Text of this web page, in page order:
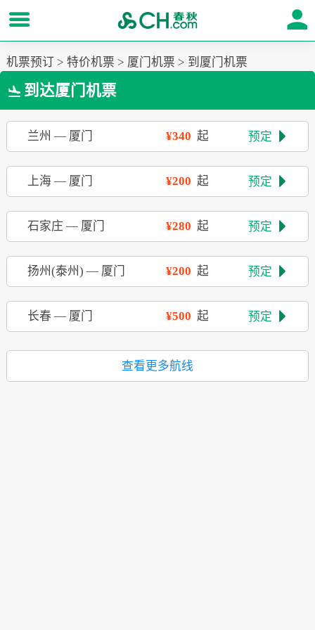
机票预订 > 特价机票 > 厦门机票 > 到厦门机票
 到达厦门机票
兰州 — 厦门 ¥340起 预定 
上海 — 厦门 ¥200起 预定 
石家庄 — 厦门 ¥280起 预定 
扬州(泰州) — 厦门 ¥200起 预定 
长春 — 厦门 ¥500起 预定 
查看更多航线